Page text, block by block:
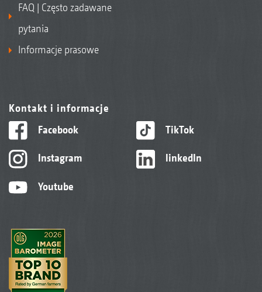
FAQ | Często zadawane
pytania
Informacje prasowe
Kontakt i informacje
Facebook
Instagram
Youtube
TikTok
linkedIn